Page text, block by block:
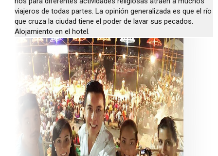
viajeros de todas partes. La opinión generalizada es que el río
que cruza la ciudad tiene el poder de lavar sus pecados.
Alojamiento en el hotel.